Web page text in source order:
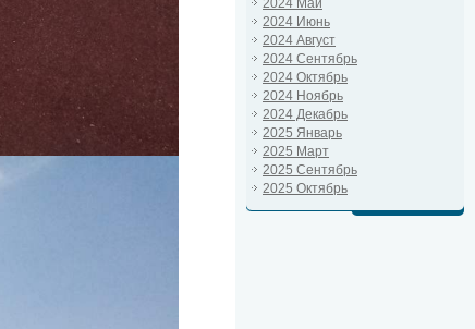
2024 Май
2024 Июнь
2024 Август
2024 Сентябрь
2024 Октябрь
2024 Ноябрь
2024 Декабрь
2025 Январь
2025 Март
2025 Сентябрь
2025 Октябрь